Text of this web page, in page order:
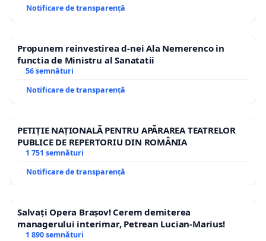
Notificare de transparență
Propunem reinvestirea d-nei Ala Nemerenco in
functia de Ministru al Sanatatii
56 semnături
Notificare de transparență
PETIȚIE NAȚIONALĂ PENTRU APĂRAREA TEATRELOR
PUBLICE DE REPERTORIU DIN ROMÂNIA
1 751 semnături
Notificare de transparență
Salvați Opera Brașov! Cerem demiterea
managerului interimar, Petrean Lucian-Marius!
1 890 semnături